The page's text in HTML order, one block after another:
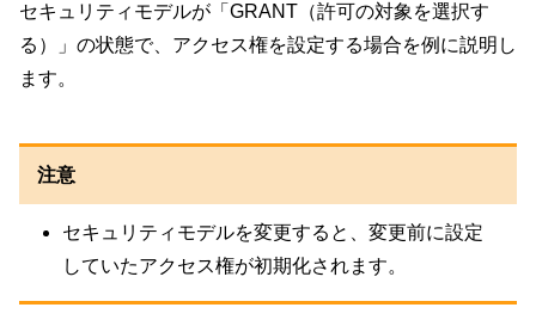
セキュリティモデルが「GRANT（許可の対象を選択す
る）」の状態で、アクセス権を設定する場合を例に説明し
ます。
注意
セキュリティモデルを変更すると、変更前に設定
していたアクセス権が初期化されます。